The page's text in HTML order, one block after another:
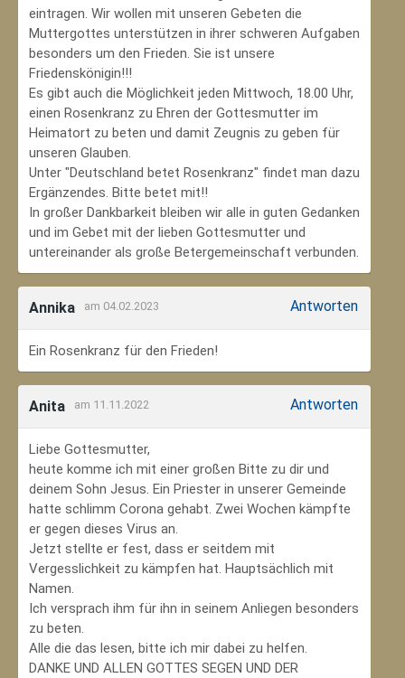
eintragen. Wir wollen mit unseren Gebeten die
Muttergottes unterstützen in ihrer schweren Aufgaben
besonders um den Frieden. Sie ist unsere
Friedenskönigin!!!
Es gibt auch die Möglichkeit jeden Mittwoch, 18.00 Uhr,
einen Rosenkranz zu Ehren der Gottesmutter im
Heimatort zu beten und damit Zeugnis zu geben für
unseren Glauben.
Unter "Deutschland betet Rosenkranz" findet man dazu
Ergänzendes. Bitte betet mit!!
In großer Dankbarkeit bleiben wir alle in guten Gedanken
und im Gebet mit der lieben Gottesmutter und
untereinander als große Betergemeinschaft verbunden.
Annika am 04.02.2023 Antworten
Ein Rosenkranz für den Frieden!
Anita am 11.11.2022 Antworten
Liebe Gottesmutter,
heute komme ich mit einer großen Bitte zu dir und
deinem Sohn Jesus. Ein Priester in unserer Gemeinde
hatte schlimm Corona gehabt. Zwei Wochen kämpfte
er gegen dieses Virus an.
Jetzt stellte er fest, dass er seitdem mit
Vergesslichkeit zu kämpfen hat. Hauptsächlich mit
Namen.
Ich versprach ihm für ihn in seinem Anliegen besonders
zu beten.
Alle die das lesen, bitte ich mir dabei zu helfen.
DANKE UND ALLEN GOTTES SEGEN UND DER